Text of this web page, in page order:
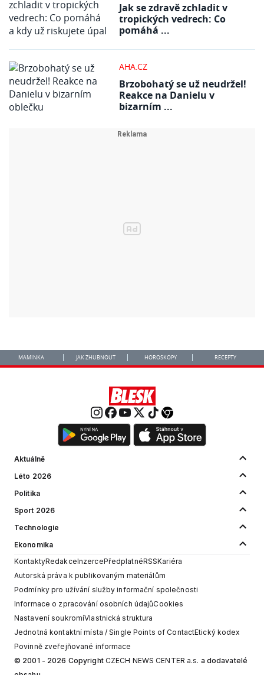
Jak se zdravě zchladit v
tropických vedrech: Co
pomáhá ...
AHA.CZ
Brzobohatý se už neudržel!
Reakce na Danielu v
bizarním ...
MAMINKA JAK ZHUBNOUT HOROSKOPY RECEPTY
Aktuálně
Léto 2026
Politika
Sport 2026
Technologie
Ekonomika
KontaktyRedakceInzercePředplatnéRSSKariéra
Autorská práva k publikovaným materiálům
Podmínky pro užívání služby informační společnosti
Informace o zpracování osobních údajůCookies
Nastavení soukromíVlastnická struktura
Jednotná kontaktní místa / Single Points of ContactEtický kodex
Povinně zveřejňované informace
© 2001 - 2026 Copyright CZECH NEWS CENTER a.s. a dodavatelé